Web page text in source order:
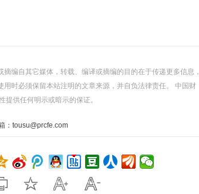
编自其它媒体，转载、编译或摘编的目的在于传递更多信息，
时必须保留本站注明的文章来源，并自负法律责任。 中国财
供任何明示或暗示的保证。
：tousu@prcfe.com